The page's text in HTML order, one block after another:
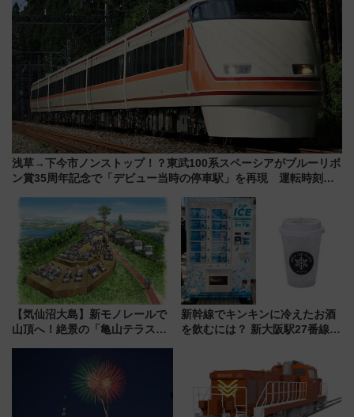
浅草→下今市ノンストップ！？東武100系スペーシアがブルーリボ
ン賞35周年記念で「デビュー当時の停車駅」を再現 運転時刻や
【気仙沼大島】新モノレールで
山頂へ！絶景の「亀山テラス
暇村のお得な日帰りプランも登
新幹線でキンキンに冷えたお酒
を飲むには？ 新大阪駅27番線ホ
レス「カップ氷」専用自販機が
話題！